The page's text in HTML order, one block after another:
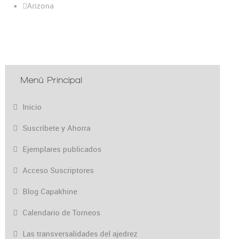
Arizona
Menú Principal
Inicio
Suscríbete y Ahorra
Ejemplares publicados
Acceso Suscriptores
Blog Capakhine
Calendario de Torneos
Las transversalidades del ajedrez